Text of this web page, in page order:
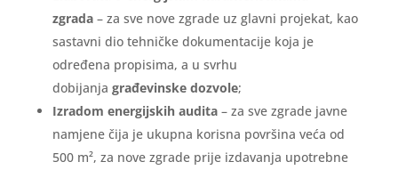
zgrada– za sve nove zgrade uz glavni projekat, kao
sastavni dio tehničke dokumentacije koja je
određena propisima, a u svrhu
dobijanja građevinske dozvole;
Izradom energijskih audita– za sve zgrade javne
namjene čija je ukupna korisna površina veća od
500 m², za nove zgrade prije izdavanja upotrebne